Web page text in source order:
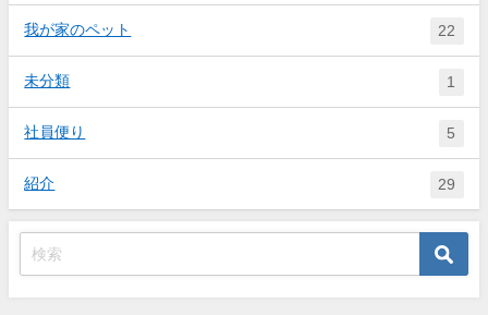
我が家のペット 22
未分類 1
社員便り 5
紹介 29